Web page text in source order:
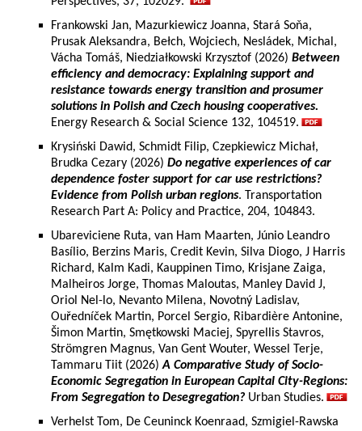
Frankowski Jan, Mazurkiewicz Joanna, Stará Soňa,
Prusak Aleksandra, Bełch, Wojciech, Nesládek, Michal,
Vácha Tomáš, Niedziałkowski Krzysztof (2026) Between
efficiency and democracy: Explaining support and
resistance towards energy transition and prosumer
solutions in Polish and Czech housing cooperatives.
Energy Research & Social Science 132, 104519.
Krysiński Dawid, Schmidt Filip, Czepkiewicz Michał,
Brudka Cezary (2026) Do negative experiences of car
dependence foster support for car use restrictions?
Evidence from Polish urban regions. Transportation
Research Part A: Policy and Practice, 204, 104843.
Ubareviciene Ruta, van Ham Maarten, Júnio Leandro
Basílio, Berzins Maris, Credit Kevin, Silva Diogo, J Harris
Richard, Kalm Kadi, Kauppinen Timo, Krisjane Zaiga,
Malheiros Jorge, Thomas Maloutas, Manley David J,
Oriol Nel-lo, Nevanto Milena, Novotný Ladislav,
Ouředníček Martin, Porcel Sergio, Ribardière Antonine,
Šimon Martin, Smętkowski Maciej, Spyrellis Stavros,
Strömgren Magnus, Van Gent Wouter, Wessel Terje,
Tammaru Tiit (2026)A Comparative Study of Socio-
Economic Segregation in European Capital City-Regions:
From Segregation to Desegregation? Urban Studies.
Verhelst Tom, De Ceuninck Koenraad, Szmigiel-Rawska